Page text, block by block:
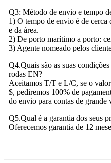
Q3: Método de envio e tempo
1) O tempo de envio é de cerca
e da área.
2) De porto marítimo a porto:
3) Agente nomeado pelos
Q4.Quais são as suas
rodas EN?
Aceitamos T/T e L/C, se o
$, pediremos 100% de
do envio para contas de grande
Q5.Qual é a garantia dos seus
Oferecemos garantia de 12